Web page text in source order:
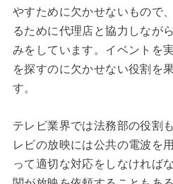
やすために欠かせないもので
るために代理店と協力しなが
みをしています。イベントを
を探すのに欠かせない役割を
す。
テレビ業界では法務部の役割
レビの放映には公共の電波を
って適切な対応をしなければ